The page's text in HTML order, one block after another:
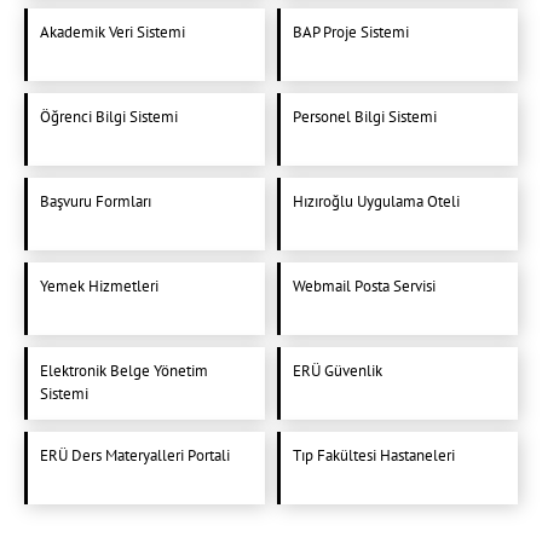
Akademik Veri Sistemi BAP Proje Sistemi
Öğrenci Bilgi Sistemi Personel Bilgi Sistemi
Başvuru Formları Hızıroğlu Uygulama Oteli
Yemek Hizmetleri Webmail Posta Servisi
Elektronik Belge Yönetim
Sistemi
ERÜ Güvenlik
ERÜ Ders Materyalleri Portali Tıp Fakültesi Hastaneleri